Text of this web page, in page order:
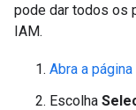
pode dar todos os
IAM.
Abra a
Escolha